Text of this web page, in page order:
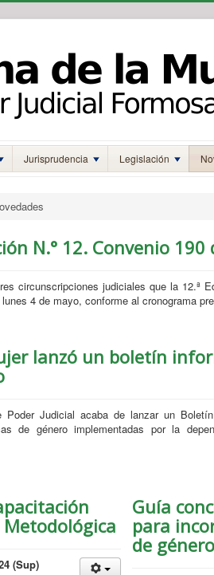
Jurisprudencia Legislación
N.° 12. Convenio 190
circunscripciones judiciales que la 12.ª
4 de mayo, conforme al cronograma
lanzó un boletín
Judicial acaba de lanzar un
de género implementadas por la
(Sup)
Guía
para
de